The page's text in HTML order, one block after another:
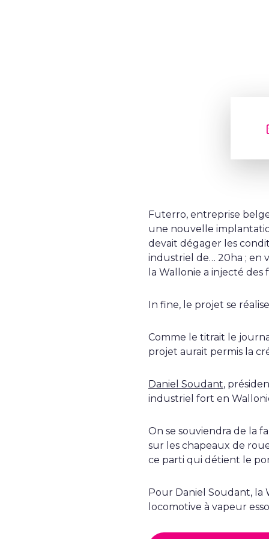
Futerro, entreprise
une nouvelle
devait dégager les
industriel de… 20ha ; en
la Wallonie a injecté
In fine, le projet se
Comme le titrait le
projet aurait permis la
Daniel Soudant,
industriel fort en
On se souviendra de la
sur les chapeaux de
ce parti qui détient le
Pour Daniel Soudant,
locomotive à vapeur